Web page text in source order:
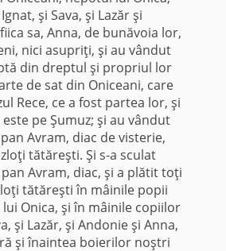
şi Sava, şi Lazăr şi
sa, Anna, de bunăvoia lor,
nici asupriţi, şi au vândut
din dreptul şi propriul lor
de sat din Oniceani, care
Rece, ce a fost partea lor, şi
pe Şumuz; şi au vândut
Avram, diac de visterie,
tătăreşti. Şi s-a sculat
Avram, diac, şi a plătit toţi
tătăreşti în mâinile popii
Onica, şi în mâinile copiilor
şi Lazăr, şi Andonie şi Anna,
şi înaintea boierilor noştri